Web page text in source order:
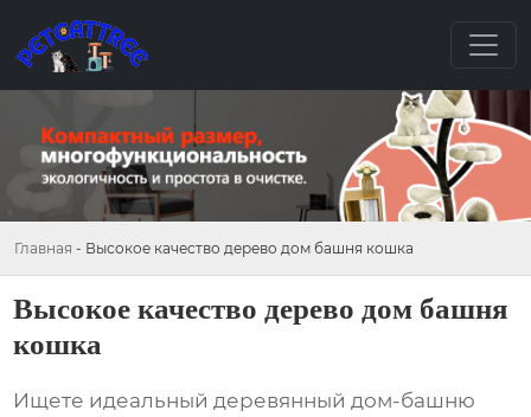
Главная - Высокое качество дерево дом башня кошка
Высокое качество дерево дом башня
кошка
Ищете идеальныйдеревянный дом-башню